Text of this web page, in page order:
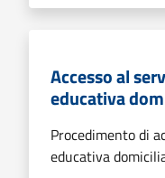
Accesso al
educativa
Procedimento di
educativa